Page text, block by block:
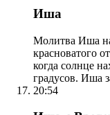
Иша
Молитва Иша
красноватого
когда солнце
градусов. Иша
20:54